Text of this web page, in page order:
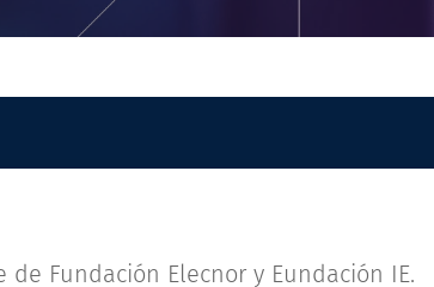
Fundación Elecnor y Eundación IE.